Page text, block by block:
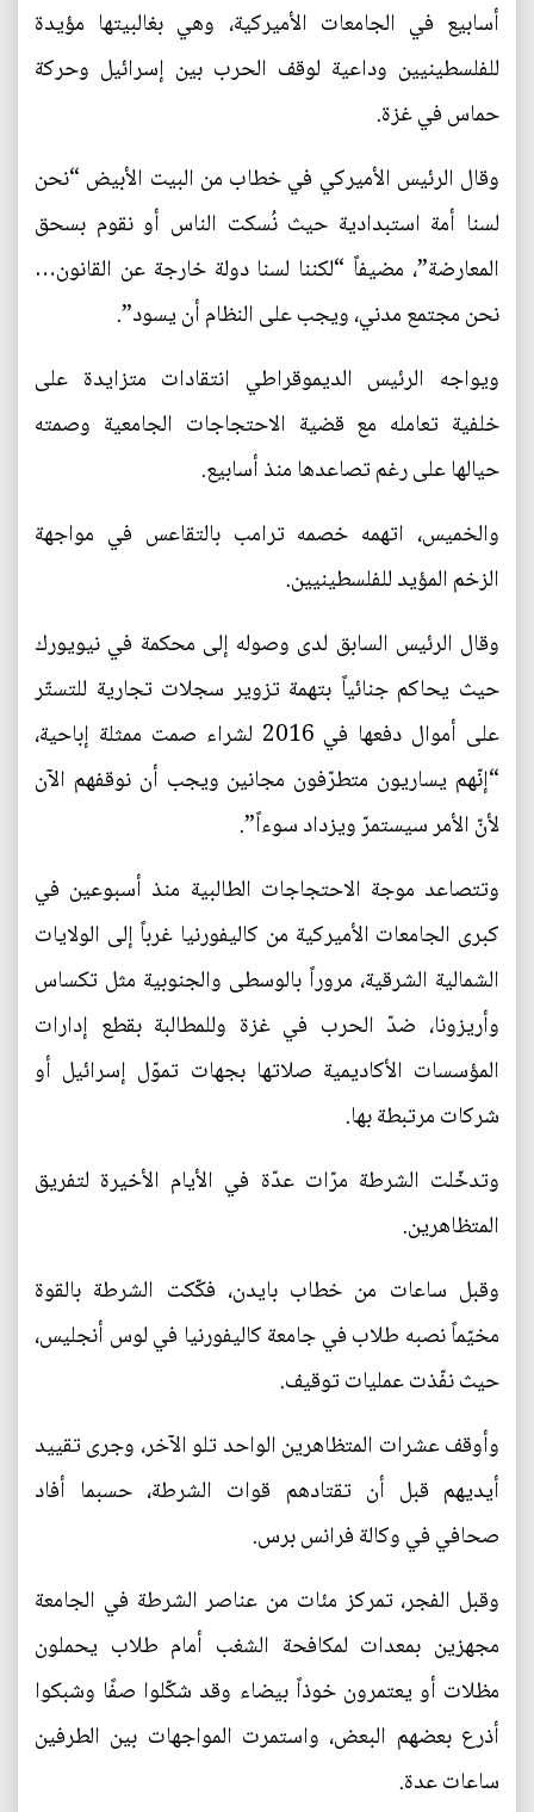
أسابيع في الجامعات الأميركية، وهي بغالبيتها مؤيدة
للفلسطينيين وداعية لوقف الحرب بين إسرائيل وحركة
حماس في غزة.
وقال الرئيس الأميركي في خطاب من البيت الأبيض “نحن
لسنا أمة استبدادية حيث نُسكت الناس أو نقوم بسحق
المعارضة”، مضيفاً “لكننا لسنا دولة خارجة عن القانون…
نحن مجتمع مدني، ويجب على النظام أن يسود”.
ويواجه الرئيس الديموقراطي انتقادات متزايدة على
خلفية تعامله مع قضية الاحتجاجات الجامعية وصمته
حيالها على رغم تصاعدها منذ أسابيع.
والخميس، اتهمه خصمه ترامب بالتقاعس في مواجهة
الزخم المؤيد للفلسطينيين.
وقال الرئيس السابق لدى وصوله إلى محكمة في نيويورك
حيث يحاكم جنائياً بتهمة تزوير سجلات تجارية للتستّر
على أموال دفعها في 2016 لشراء صمت ممثلة إباحية،
“إنّهم يساريون متطرّفون مجانين ويجب أن نوقفهم الآن
لأنّ الأمر سيستمرّ ويزداد سوءاً”.
وتتصاعد موجة الاحتجاجات الطالبية منذ أسبوعين في
كبرى الجامعات الأميركية من كاليفورنيا غرباً إلى الولايات
الشمالية الشرقية، مروراً بالوسطى والجنوبية مثل تكساس
وأريزونا، ضدّ الحرب في غزة وللمطالبة بقطع إدارات
المؤسسات الأكاديمية صلاتها بجهات تموّل إسرائيل أو
شركات مرتبطة بها.
وتدخّلت الشرطة مرّات عدّة في الأيام الأخيرة لتفريق
المتظاهرين.
وقبل ساعات من خطاب بايدن، فكّكت الشرطة بالقوة
مخيّماً نصبه طلاب في جامعة كاليفورنيا في لوس أنجليس،
حيث نفّذت عمليات توقيف.
وأوقف عشرات المتظاهرين الواحد تلو الآخر، وجرى تقييد
أيديهم قبل أن تقتادهم قوات الشرطة، حسبما أفاد
صحافي في وكالة فرانس برس.
وقبل الفجر، تمركز مئات من عناصر الشرطة في الجامعة
مجهزين بمعدات لمكافحة الشغب أمام طلاب يحملون
مظلات أو يعتمرون خوذاً بيضاء وقد شكّلوا صفًا وشبكوا
أذرع بعضهم البعض، واستمرت المواجهات بين الطرفين
ساعات عدة.